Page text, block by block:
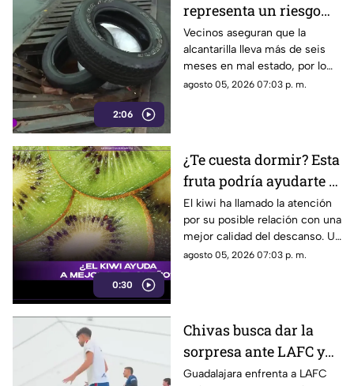
2:06
representa un riesgo
para vecinos de la
colonia El Carmen
Vecinos aseguran que la
alcantarilla lleva más de seis
meses en mal estado, por lo
que colocaron llantas como
agosto 05, 2026 07:03 p. m.
0:30
¿Te cuesta dormir? Esta
fruta podría ayudarte a
conciliar el sueño más
rápido
El kiwi ha llamado la atención
por su posible relación con una
mejor calidad del descanso. Un
estudio encontró resultados
agosto 05, 2026 07:03 p. m.
Chivas busca dar la
sorpresa ante LAFC y
romper su mala racha
Guadalajara enfrenta a LAFC